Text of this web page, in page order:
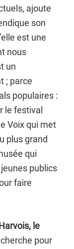
ajoute
son
est une
nous
un
; parce
populaires :
le festival
Voix qui met
plus grand
qui
publics
faire
le
pour